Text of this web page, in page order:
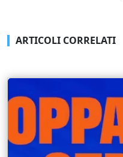
ARTICOLI CORRELATI